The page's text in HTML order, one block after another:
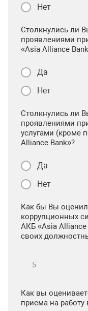
Нет
Столкнулись ли
проявлениями
«Asia Alliance
Да
Нет
Столкнулись ли
проявлениями
услугами (кроме
Alliance Bank»?
Да
Нет
Как бы Вы
коррупционных
АКБ «Asia
своих
Как вы
приема на